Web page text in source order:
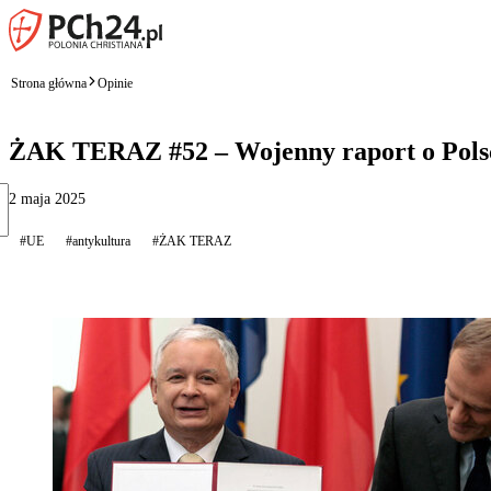
Strona główna Opinie
ŻAK TERAZ #52 – Wojenny raport o
2 maja 2025
#UE #antykultura #ŻAK TERAZ